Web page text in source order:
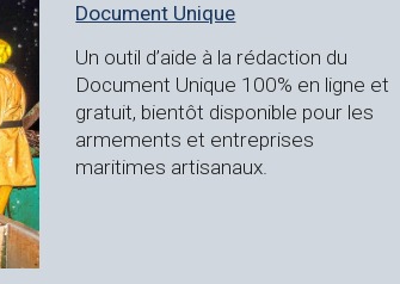
Document Unique
Un outil d’aide à la rédaction du
Document Unique 100% en ligne et
gratuit, bientôt disponible pour les
armements et entreprises
maritimes artisanaux.